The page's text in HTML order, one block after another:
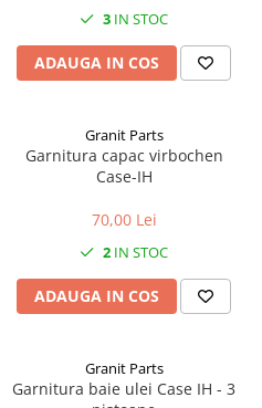
1.5.3. Garnituri
1.5.4. Piese de schimb pentru
1.5.5. Pistoane & camasi piston
1.5.8. Esapamente
1.5.10. Distributie si accesorii
3 IN STOC
ADAUGA IN COS
Granit Parts
Garnitura capac virbochen
Case-IH
70,00 Lei
2 IN STOC
ADAUGA IN COS
Granit Parts
Garnitura baie ulei Case IH - 3